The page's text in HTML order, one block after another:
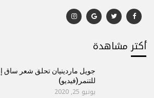
أكتر مشاهدة
جويل ماردينيان تحلق شعر ساق
للتنمر(فيديو)
يونيو 25, 2020